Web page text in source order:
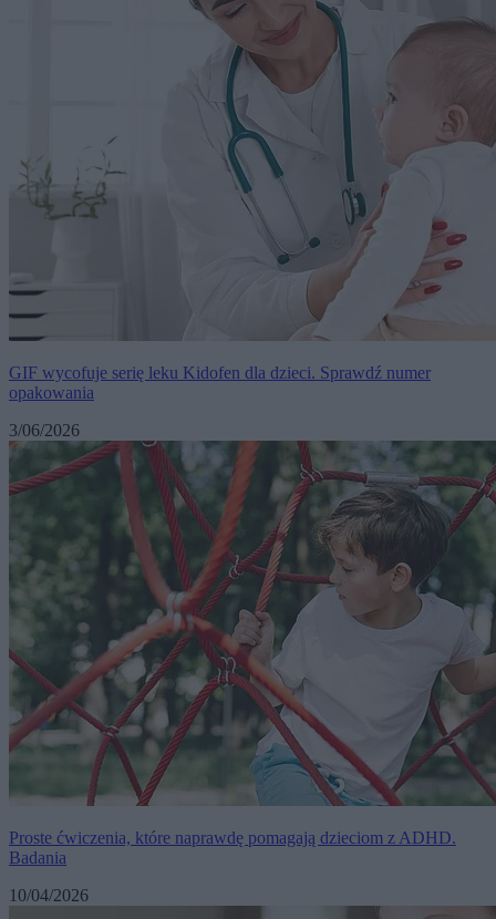
GIF wycofuje serię leku Kidofen dla dzieci. Sprawdź numer
opakowania
3/06/2026
Proste ćwiczenia, które naprawdę pomagają dzieciom z ADHD.
Badania
10/04/2026